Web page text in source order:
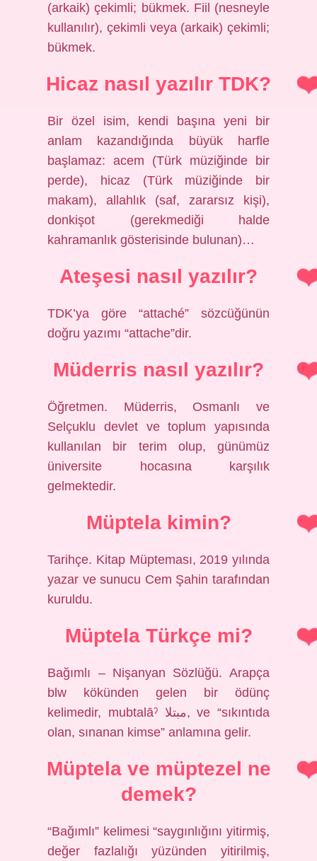
(arkaik) çekimli; bükmek. Fiil (nesneyle
kullanılır), çekimli veya (arkaik) çekimli;
bükmek.
Hicaz nasıl yazılır TDK?
Bir özel isim, kendi başına yeni bir
anlam kazandığında büyük harfle
başlamaz: acem (Türk müziğinde bir
perde), hicaz (Türk müziğinde bir
makam), allahlık (saf, zararsız kişi),
donkişot (gerekmediği halde
kahramanlık gösterisinde bulunan)…
Ateşesi nasıl yazılır?
TDK’ya göre “attaché” sözcüğünün
doğru yazımı “attache”dir.
Müderris nasıl yazılır?
Öğretmen. Müderris, Osmanlı ve
Selçuklu devlet ve toplum yapısında
kullanılan bir terim olup, günümüz
üniversite hocasına karşılık
gelmektedir.
Müptela kimin?
Tarihçe. Kitap Müpteması, 2019 yılında
yazar ve sunucu Cem Şahin tarafından
kuruldu.
Müptela Türkçe mi?
Bağımlı – Nişanyan Sözlüğü. Arapça
blw kökünden gelen bir ödünç
kelimedir, mubtalāˀ مبتلا, ve “sıkıntıda
olan, sınanan kimse” anlamına gelir.
Müptela ve müptezel ne
demek?
“Bağımlı” kelimesi “saygınlığını yitirmiş,
değer fazlalığı yüzünden yitirilmiş,